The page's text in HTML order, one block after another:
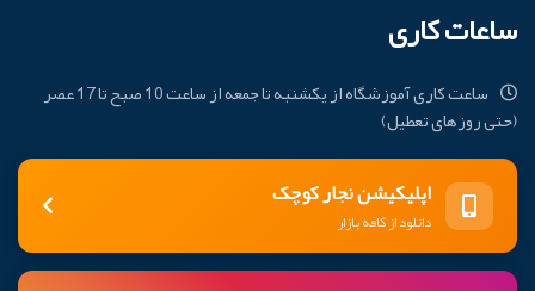
ساعات کاری
ساعت کاری آموزشگاه از یکشنبه تا جمعه از ساعت 10 صبح تا 17 عصر
(حتی روزهای تعطیل)
اپلیکیشن نجار کوچک
دانلود از کافه بازار